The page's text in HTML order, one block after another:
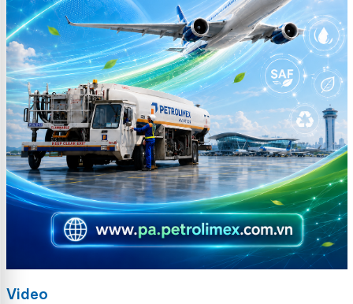
Video